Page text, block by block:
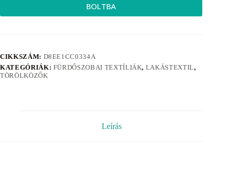
BOLTBA
CIKKSZÁM: D8EE1CC0334A
KATEGÓRIÁK: FÜRDŐSZOBAI TEXTÍLIÁK, LAKÁSTEXTIL,
TÖRÖLKÖZŐK
Leírás